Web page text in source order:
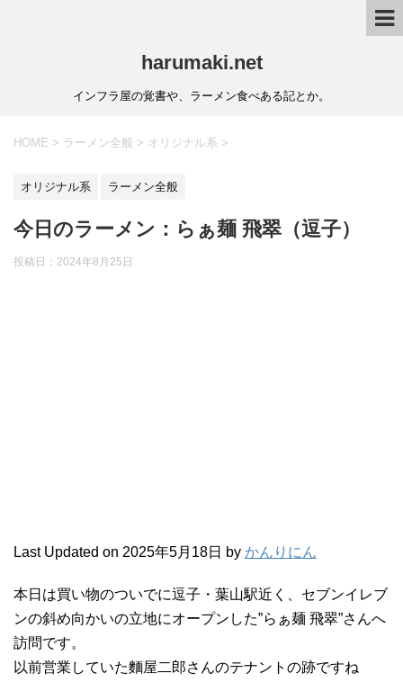
harumaki.net
インフラ屋の覚書や、ラーメン食べある記とか。
HOME > ラーメン全般 > オリジナル系 >
オリジナル系 ラーメン全般
今日のラーメン：らぁ麺 飛翠（逗子）
投稿日：2024年8月25日
Last Updated on 2025年5月18日 by かんりにん
本日は買い物のついでに逗子・葉山駅近く、セブンイレブ
ンの斜め向かいの立地にオープンした”らぁ麺 飛翠”さんへ
訪問です。
以前営業していた麵屋二郎さんのテナントの跡ですね